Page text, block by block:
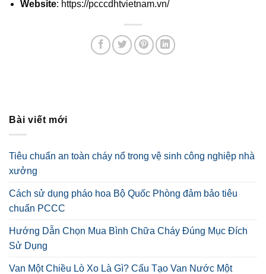
Website: https://pcccdhtvietnam.vn/
Bài viết mới
Tiêu chuẩn an toàn cháy nổ trong vệ sinh công nghiệp nhà
xưởng
Cách sử dụng pháo hoa Bộ Quốc Phòng đảm bảo tiêu
chuẩn PCCC
Hướng Dẫn Chọn Mua Bình Chữa Cháy Đúng Mục Đích
Sử Dụng
Van Một Chiều Lò Xo Là Gì? Cấu Tạo Van Nước Một